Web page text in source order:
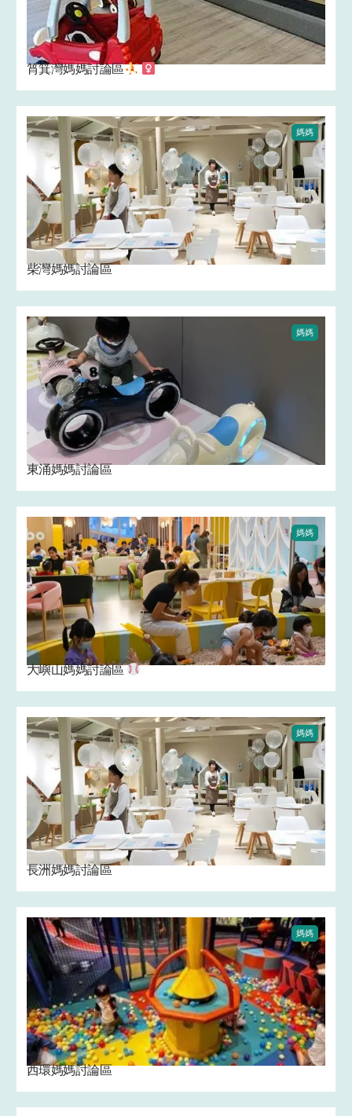
筲箕灣媽媽討論區 ‍
媽媽
柴灣媽媽討論區
媽媽
東涌媽媽討論區
媽媽
大嶼山媽媽討論區
媽媽
長洲媽媽討論區
媽媽
西環媽媽討論區 ‍